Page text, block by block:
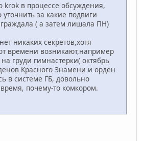
krok в процессе обсуждения,
уточнить за какие подвиги
( а затем лишала ПН)
никаких секретов,хотя
времени возникают,например
груди гимнастерки( октябрь
Красного Знамени и орден
в системе ГБ, довольно
почему-то комкором.